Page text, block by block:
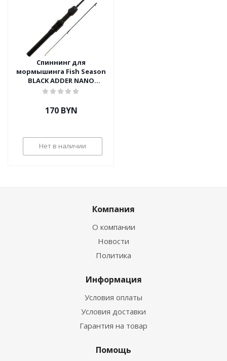
Спиннинг для
мормышинга Fish Season
BLACK ADDER NANO
BA562NANOL-S-H10F1-23
170BYN
Нет в наличии
Компания
О компании
Новости
Политика
Информация
Условия оплаты
Условия доставки
Гарантия на товар
Помощь